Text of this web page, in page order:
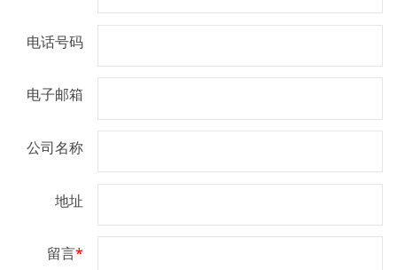
电话号码
电子邮箱
公司名称
地址
留言*